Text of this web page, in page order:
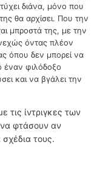
διάνα, μόνο που
θα αρχίσει. Που την
μπροστά της, με την
όντας πλέον
όπου δεν μπορεί να
έναν φιλόδοξο
και να βγάλει την
τις ίντριγκες των
φτάσουν αν
τους.